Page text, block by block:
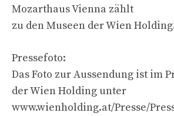
Mozarthaus Vienna zählt
zu den Museen der Wien
Pressefoto:
Das Foto zur Aussendung ist im
der Wien Holding unter
www.wienholding.at/Presse/